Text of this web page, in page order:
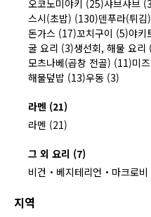
오코노미야키 (25)샤브샤브
스시(초밥) (130)덴푸라(튀
돈가스 (17)꼬치구이 (5)야키
굴 요리 (3)생선회, 해물 요리
모츠나베(곱창 전골) (11)미
해물덮밥 (13)우동 (3)
라멘 (21)
라멘 (21)
그 외 요리 (7)
비건・베지테리언・마크로
지역